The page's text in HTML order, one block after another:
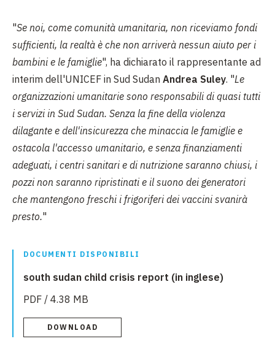
"Se noi, come comunità umanitaria, non riceviamo fondi
sufficienti, la realtà è che non arriverà nessun aiuto per i
bambini e le famiglie", ha dichiarato il rappresentante ad
interim dell'UNICEF in Sud Sudan Andrea Suley. "Le
organizzazioni umanitarie sono responsabili di quasi tutti
i servizi in Sud Sudan. Senza la fine della violenza
dilagante e dell'insicurezza che minaccia le famiglie e
ostacola l'accesso umanitario, e senza finanziamenti
adeguati, i centri sanitari e di nutrizione saranno chiusi, i
pozzi non saranno ripristinati e il suono dei generatori
che mantengono freschi i frigoriferi dei vaccini svanirà
presto."
DOCUMENTI DISPONIBILI
south sudan child crisis report (in inglese)
PDF / 4.38 MB
DOWNLOAD